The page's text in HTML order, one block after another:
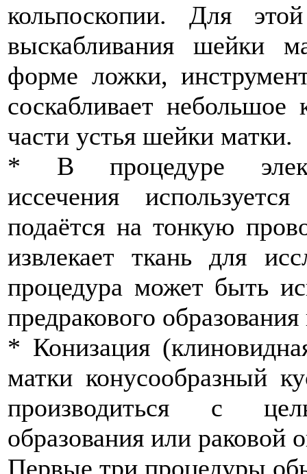
кольпоскопии. Для
выскабливания шейки
форме ложки,
соскабливает небольшое
части устья шейки матки.
* В процедуре
иссечения
подаётся на тонкую
извлекает ткань для
процедура может быть
предракового
* Конизация
матки конусообразный
производиться с
образования или раковой
Первые три процедуры